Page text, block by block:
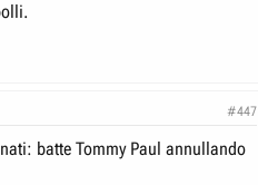
#447
batte Tommy Paul annullando